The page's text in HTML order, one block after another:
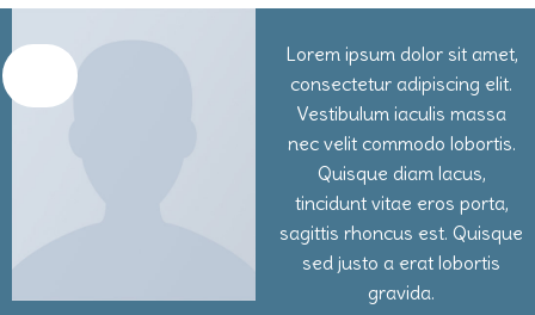
Lorem ipsum dolor sit amet,
consectetur adipiscing elit.
Vestibulum iaculis massa
nec velit commodo lobortis.
Quisque diam lacus,
tincidunt vitae eros porta,
sagittis rhoncus est. Quisque
sed justo a erat lobortis
gravida.